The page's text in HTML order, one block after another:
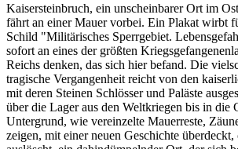
Kaisersteinbruch, ein unscheinbarer Ort im
fährt an einer Mauer vorbei. Ein Plakat wirbt
Schild "Militärisches Sperrgebiet.
sofort an eines der größten
Reichs denken, das sich hier befand. Die
tragische Vergangenheit reicht von den
mit deren Steinen Schlösser und Paläste
über die Lager aus den Weltkriegen bis in die
Untergrund, wie vereinzelte Mauerreste,
zeigen, mit einer neuen Geschichte